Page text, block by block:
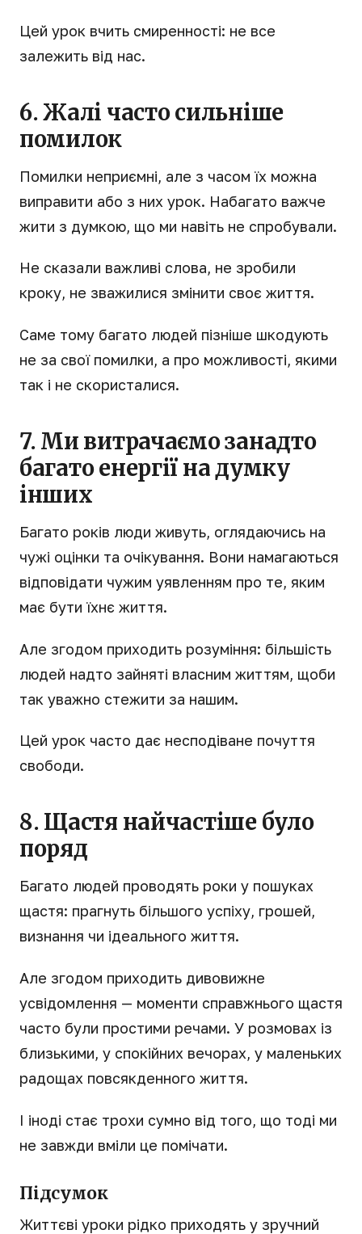
Цей урок вчить смиренності: не все
залежить від нас.
6. Жалі часто сильніше
помилок
Помилки неприємні, але з часом їх можна
виправити або з них урок. Набагато важче
жити з думкою, що ми навіть не спробували.
Не сказали важливі слова, не зробили
кроку, не зважилися змінити своє життя.
Саме тому багато людей пізніше шкодують
не за свої помилки, а про можливості, якими
так і не скористалися.
7. Ми витрачаємо занадто
багато енергії на думку
інших
Багато років люди живуть, оглядаючись на
чужі оцінки та очікування. Вони намагаються
відповідати чужим уявленням про те, яким
має бути їхнє життя.
Але згодом приходить розуміння: більшість
людей надто зайняті власним життям, щоби
так уважно стежити за нашим.
Цей урок часто дає несподіване почуття
свободи.
8. Щастя найчастіше було
поряд
Багато людей проводять роки у пошуках
щастя: прагнуть більшого успіху, грошей,
визнання чи ідеального життя.
Але згодом приходить дивовижне
усвідомлення — моменти справжнього щастя
часто були простими речами. У розмовах із
близькими, у спокійних вечорах, у маленьких
радощах повсякденного життя.
І іноді стає трохи сумно від того, що тоді ми
не завжди вміли це помічати.
Підсумок
Життєві уроки рідко приходять у зручний